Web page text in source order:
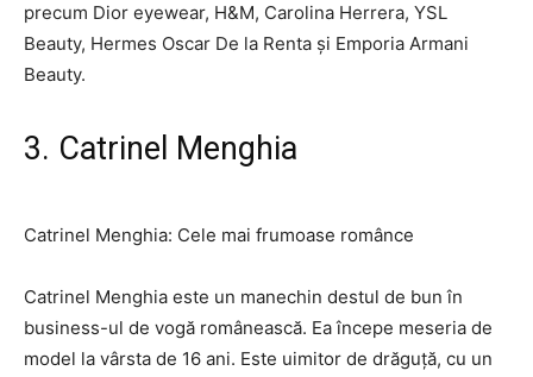
precum Dior eyewear, H&M, Carolina Herrera, YSL
Beauty, Hermes Oscar De la Renta și Emporia Armani
Beauty.
3. Catrinel Menghia
Catrinel Menghia: Cele mai frumoase românce
Catrinel Menghia este un manechin destul de bun în
business-ul de vogă românească. Ea începe meseria de
model la vârsta de 16 ani. Este uimitor de drăguță, cu un